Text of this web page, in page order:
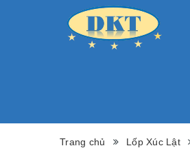
Trang chủ Lốp Xúc Lật